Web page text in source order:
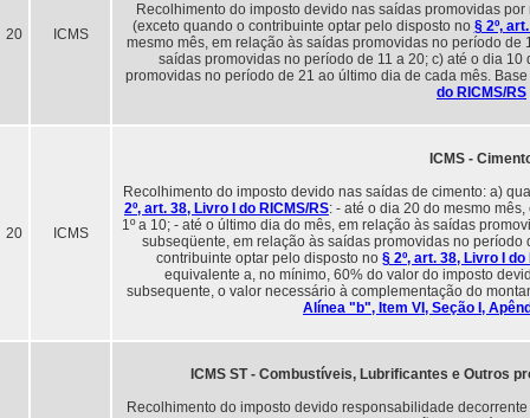
20 ICMS
Recolhimento do imposto devido nas saídas promovidas
(exceto quando o contribuinte optar pelo disposto no § 2º,
mesmo mês, em relação às saídas promovidas no período de
saídas promovidas no período de 11 a 20; c) até o dia
promovidas no período de 21 ao último dia de cada mês.
do RICMS/RS
20 ICMS
ICMS -
Recolhimento do imposto devido nas saídas de cimento: a)
2º, art. 38, Livro I do RICMS/RS: - até o dia 20 do mesmo
1º a 10; - até o último dia do mês, em relação às saídas
subseqüente, em relação às saídas promovidas no
contribuinte optar pelo disposto no § 2º, art. 38, Livro I do
equivalente a, no mínimo, 60% do valor do imposto
subsequente, o valor necessário à complementação do
Alínea "b", Item VI, Seção I,
ICMS ST - Combustíveis, Lubrificantes e Outros
Recolhimento do imposto devido responsabilidade